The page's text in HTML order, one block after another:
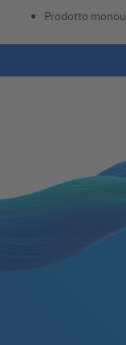
Prodotto